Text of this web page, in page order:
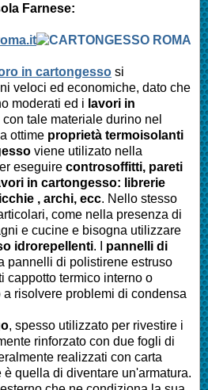
Farnese:
in cartongesso si
veloci ed economiche, dato che
moderati ed i lavori in
tale materiale durino nel
ottime proprietà termoisolanti
viene utilizato nella
eseguire controsoffitti, pareti
in cartongesso: librerie
, archi, ecc. Nello stesso
come nella presenza di
e cucine e bisogna utilizzare
idrorepellenti. I pannelli di
pannelli di polistirene estruso
cappotto termico interno o
risolvere problemi di condensa
, spesso utilizzato per rivestire i
rinforzato con due fogli di
realizzati con carta
quella di diventare un'armatura.